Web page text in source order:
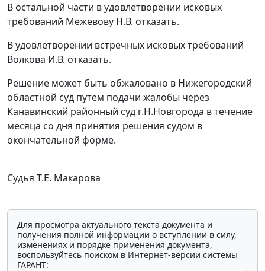
В остальной части в удовлетворении исковых
требований Межевову Н.В. отказать.
В удовлетворении встречных исковых требований
Волкова И.В. отказать.
Решение может быть обжаловано в Нижегородский
областной суд путем подачи жалобы через
Канавинский районный суд г.Н.Новгорода в течение
месяца со дня принятия решения судом в
окончательной форме.
Судья Т.Е. Макарова
Для просмотра актуального текста документа и
получения полной информации о вступлении в силу,
изменениях и порядке применения документа,
воспользуйтесь поиском в Интернет-версии системы
ГАРАНТ: